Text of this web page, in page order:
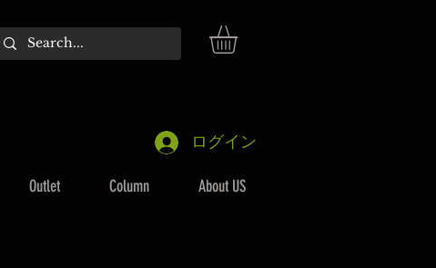
ログイン
Outlet Column About US